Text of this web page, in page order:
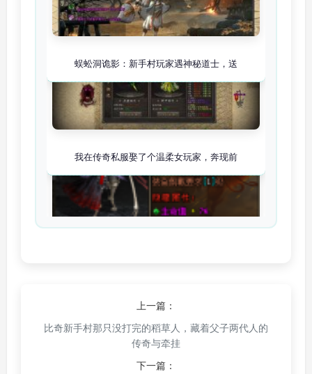
我在传奇私服娶了个温柔女玩家，奔现前
蜈蚣洞诡影：新手村玩家遇神秘道士，送
上一篇：
比奇新手村那只没打完的稻草人，藏着父子两代人的
传奇与牵挂
下一篇：